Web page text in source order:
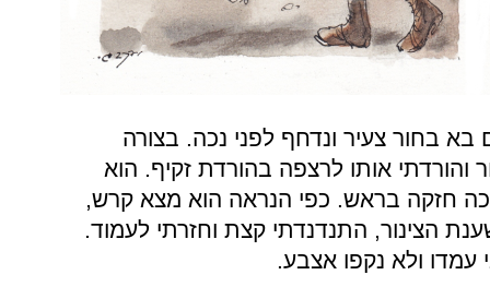
בא בחור צעיר ונדחף לפני נכה. בצורה
והורדתי אותו לרצפה בהורדת זקיף. הוא
חזקה בראש. כפי הנראה הוא מצא קרש,
הצינור, התנדנדתי קצת וחזרתי לעמוד.
ולא נקפו אצבע.